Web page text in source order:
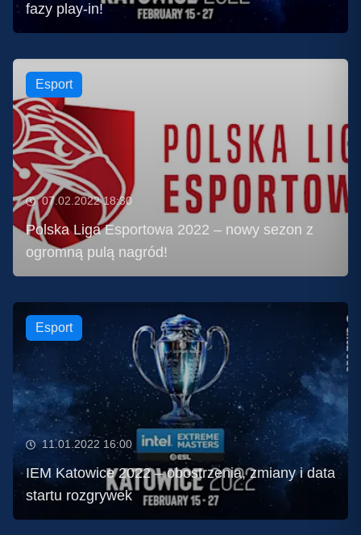
fazy play-in!
Esport
07.02.2022 18:30
Polska Liga Esportowa 2022 – nowy sezon z
ogromną pulą nagród!
Esport
11.01.2022 16:00
IEM Katowice 2022 – obostrzenia, zmiany i data
startu rozgrywek